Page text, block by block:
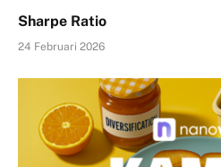
Sharpe Ratio
24 Februari 2026